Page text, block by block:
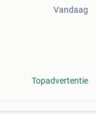
Vandaag
Topadvertentie